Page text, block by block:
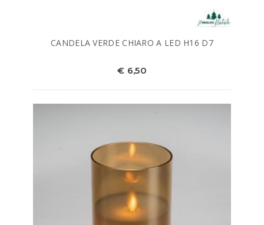
CANDELA VERDE CHIARO A LED H16 D7
€ 6,50